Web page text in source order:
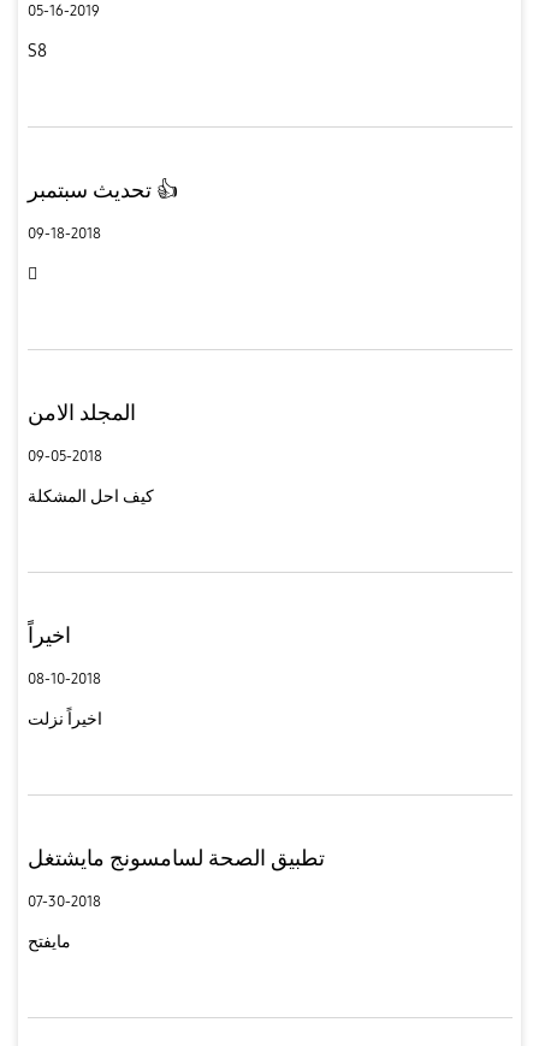
05-16-2019
S8
تحديث سبتمبر 👍
09-18-2018

المجلد الامن
09-05-2018
كيف احل المشكلة
اخيراً
08-10-2018
اخيراً نزلت
تطبيق الصحة لسامسونج مايشتغل
07-30-2018
مايفتح